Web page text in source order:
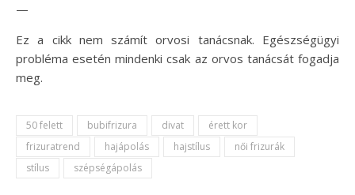
—
Ez a cikk nem számít orvosi tanácsnak. Egészségügyi
probléma esetén mindenki csak az orvos tanácsát fogadja
meg.
50 felett bubifrizura divat
érett kor
frizuratrend
hajápolás hajstílus
női frizurák
stílus
szépségápolás